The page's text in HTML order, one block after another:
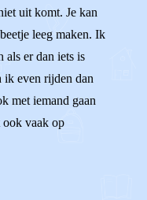
uit komt. Je kan
leeg maken. Ik
als er dan iets is
ik even rijden dan
met iemand gaan
ook vaak op